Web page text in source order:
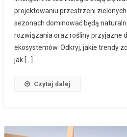
projektowaniu przestrzeni
sezonach dominować będą
rozwiązania oraz rośliny przyjazne
ekosystemów. Odkryj, jakie trendy
jak […]
Czytaj dalej